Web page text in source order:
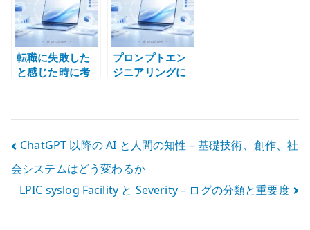
転職に失敗した
と感じた時に考
い経験を失わな
プロンプトエン
ジニアリングに
のか – AI 活用と
い
投
稿
ナ
ChatGPT 以降の AI と人間の知性 – 基礎技術、創作、社
会システムはどう変わるか
LPIC syslog Facility と Severity – ログの分類と重要度